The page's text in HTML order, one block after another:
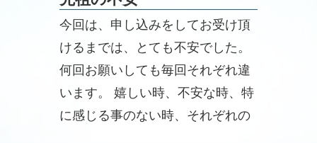
今回は、申し込みをしてお受け頂
けるまでは、とても不安でした。
何回お願いしても毎回それぞれ違
います。 嬉しい時、不安な時、特
に感じる事のない時、それぞれの